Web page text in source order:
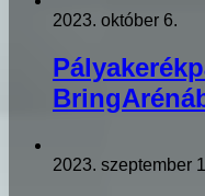
2023. október 6.
2023. szeptember